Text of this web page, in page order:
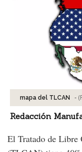
mapa del TLCAN -
Redacción
El Tratado de Libre